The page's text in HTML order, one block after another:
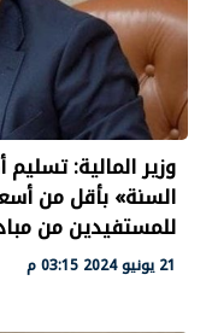
السنة» بأقل من
للمستفيدين من
21 يونيو 2024 03:15 م